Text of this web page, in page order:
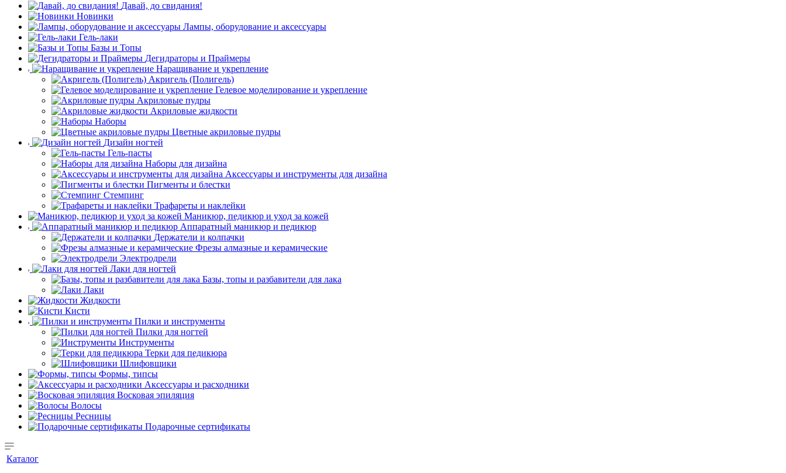
Давай, до свидания!
Новинки
Лампы, оборудование и аксессуары
Гель-лаки
Базы и Топы
Дегидраторы и Праймеры
Наращивание и укрепление
Акригель (Полигель)
Гелевое моделирование и укрепление
Акриловые пудры
Акриловые жидкости
Наборы
Цветные акриловые пудры
Дизайн ногтей
Гель-пасты
Наборы для дизайна
Аксессуары и инструменты для дизайна
Пигменты и блестки
Стемпинг
Трафареты и наклейки
Маникюр, педикюр и уход за кожей
Аппаратный маникюр и педикюр
Держатели и колпачки
Фрезы алмазные и керамические
Электродрели
Лаки для ногтей
Базы, топы и разбавители для лака
Лаки
Жидкости
Кисти
Пилки и инструменты
Пилки для ногтей
Инструменты
Терки для педикюра
Шлифовщики
Формы, типсы
Аксессуары и расходники
Восковая эпиляция
Волосы
Ресницы
Подарочные сертификаты
Каталог